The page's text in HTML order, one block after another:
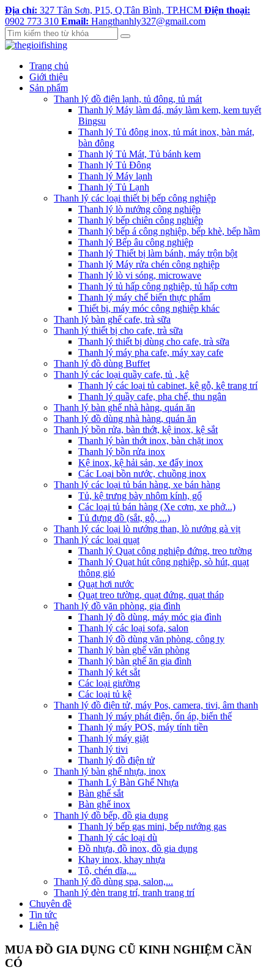
Địa chỉ: 327 Tân Sơn, P15, Q.Tân Bình, TP.HCM Điện thoại:
0902 773 310 Email: Hangthanhly327@gmail.com
Trang chủ
Giới thiệu
Sản phẩm
Thanh lý đồ điện lạnh, tủ đông, tủ mát
Thanh lý Máy làm đá, máy làm kem, kem tuyết
Bingsu
Thanh lý Tủ đông inox, tủ mát inox, bàn mát,
bàn đông
Thanh lý Tủ Mát, Tủ bánh kem
Thanh lý Tủ Đông
Thanh lý Máy lạnh
Thanh lý Tủ Lạnh
Thanh lý các loại thiết bị bếp công nghiệp
Thanh lý lò nướng công nghiệp
Thanh lý bếp chiên công nghiệp
Thanh lý bếp á công nghiệp, bếp khè, bếp hầm
Thanh lý Bếp âu công nghiệp
Thanh lý Thiết bị làm bánh, máy trộn bột
Thanh lý Máy rửa chén công nghiệp
Thanh lý lò vi sóng, microwave
Thanh lý tủ hấp công nghiệp, tủ hấp cơm
Thanh lý máy chế biến thực phẩm
Thiết bị, máy móc công nghiệp khác
Thanh lý bàn ghế cafe, trà sữa
Thanh lý thiết bị cho cafe, trà sữa
Thanh lý thiết bị dùng cho cafe, trà sữa
Thanh lý máy pha cafe, máy xay cafe
Thanh lý đồ dùng Buffet
Thanh lý các loại quầy cafe, tủ , kệ
Thanh lý các loại tủ cabinet, kệ gỗ, kệ trang trí
Thanh lý quầy cafe, pha chế, thu ngân
Thanh lý bàn ghế nhà hàng, quán ăn
Thanh lý đồ dùng nhà hàng, quán ăn
Thanh lý bồn rửa, bàn thớt, kệ inox, kệ sắt
Thanh lý bàn thớt inox, bàn chặt inox
Thanh lý bồn rửa inox
Kệ inox, kệ hải sản, xe đẩy inox
Các Loại bồn nước, chuồng inox
Thanh lý các loại tủ bán hàng, xe bán hàng
Tủ, kệ trưng bày nhôm kính, gổ
Các loại tủ bán hàng (Xe cơm, xe phở...)
Tủ đựng đồ (sắt, gỗ, ...)
Thanh lý các loại lò nướng than, lò nướng gà vịt
Thanh lý các loại quạt
Thanh lý Quạt công nghiệp đứng, treo tường
Thanh lý Quạt hút công nghiệp, sò hút, quạt
thông gió
Quạt hơi nước
Quạt treo tường, quạt đứng, quạt tháp
Thanh lý đồ văn phòng, gia đình
Thanh lý đồ dùng, máy móc gia đình
Thanh lý các loại sofa, salon
Thanh lý đồ dùng văn phòng, công ty
Thanh lý bàn ghế văn phòng
Thanh lý bàn ghế ăn gia đình
Thanh lý két sắt
Các loại giường
Các loại tủ kệ
Thanh lý đồ điện tử, máy Pos, camera, tivi, âm thanh
Thanh lý máy phát điện, ổn áp, biến thế
Thanh lý máy POS, máy tính tiền
Thanh lý máy giặt
Thanh lý tivi
Thanh lý đồ điện tử
Thanh lý bàn ghế nhựa, inox
Thanh Lý Bàn Ghế Nhựa
Bàn ghế sắt
Bàn ghế inox
Thanh lý đồ bếp, đồ gia dụng
Thanh lý bếp gas mini, bếp nướng gas
Thanh lý các loại dù
Đồ nhựa, đồ inox, đồ gia dụng
Khay inox, khay nhựa
Tô, chén dĩa,...
Thanh lý đồ dùng spa, salon,...
Thanh lý đèn trang trí, tranh trang trí
Chuyên đề
Tin tức
Liên hệ
MUA ĐỒ GIA DỤNG CŨ KINH NGHIỆM CẦN
CÓ